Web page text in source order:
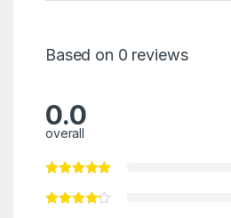
Based on 0 reviews
0.0
overall